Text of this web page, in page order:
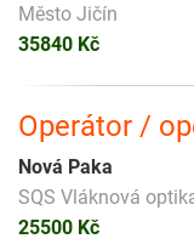
Město Jičín
35840 Kč
Operátor /
Nová Paka
SQS Vláknová
25500 Kč